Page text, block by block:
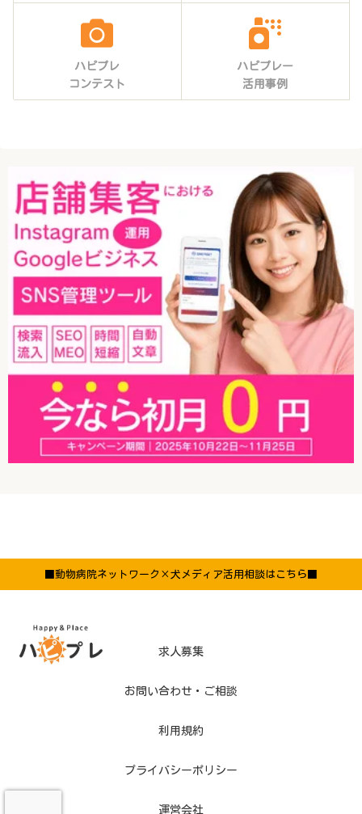
ハピプレ
コンテスト
ハピプレー
活用事例
■動物病院ネットワーク×犬メディア活用相談はこちら■
求人募集
お問い合わせ・ご相談
利用規約
プライバシーポリシー
運営会社